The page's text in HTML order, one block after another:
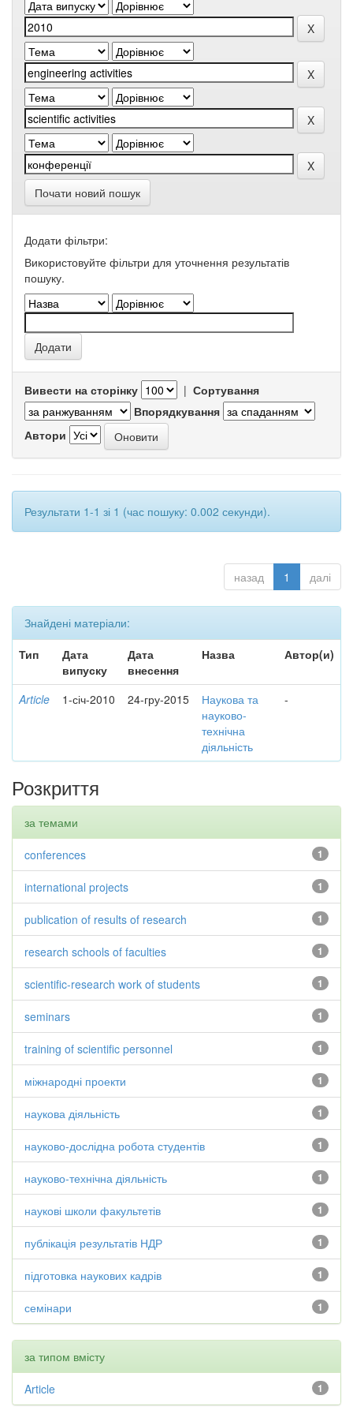
Почати новий пошук
Додати фільтри:
Використовуйте фільтри для уточнення результатів
пошуку.
Вивести на сторінку | Сортування
Впорядкування
Автори
Результати 1-1 зі 1 (час пошуку: 0.002 секунди).
назад 1 далі
Знайдені матеріали:
Тип
Дата
випуску
Дата
внесення
Назва Автор(и)
Article 1-січ-2010 24-гру-2015
Наукова та
науково-
технічна
діяльність
-
Розкриття
за темами
1
conferences
1
international projects
1
publication of results of research
1
research schools of faculties
1
scientific-research work of students
1
seminars
1
training of scientific personnel
1
міжнародні проекти
1
наукова діяльність
1
науково-дослідна робота студентів
1
науково-технічна діяльність
1
наукові школи факультетів
1
публікація результатів НДР
1
підготовка наукових кадрів
1
семінари
за типом вмісту
1
Article